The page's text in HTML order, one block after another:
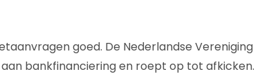
goed. De Nederlandse Vereniging
bankfinanciering en roept op tot afkicken.